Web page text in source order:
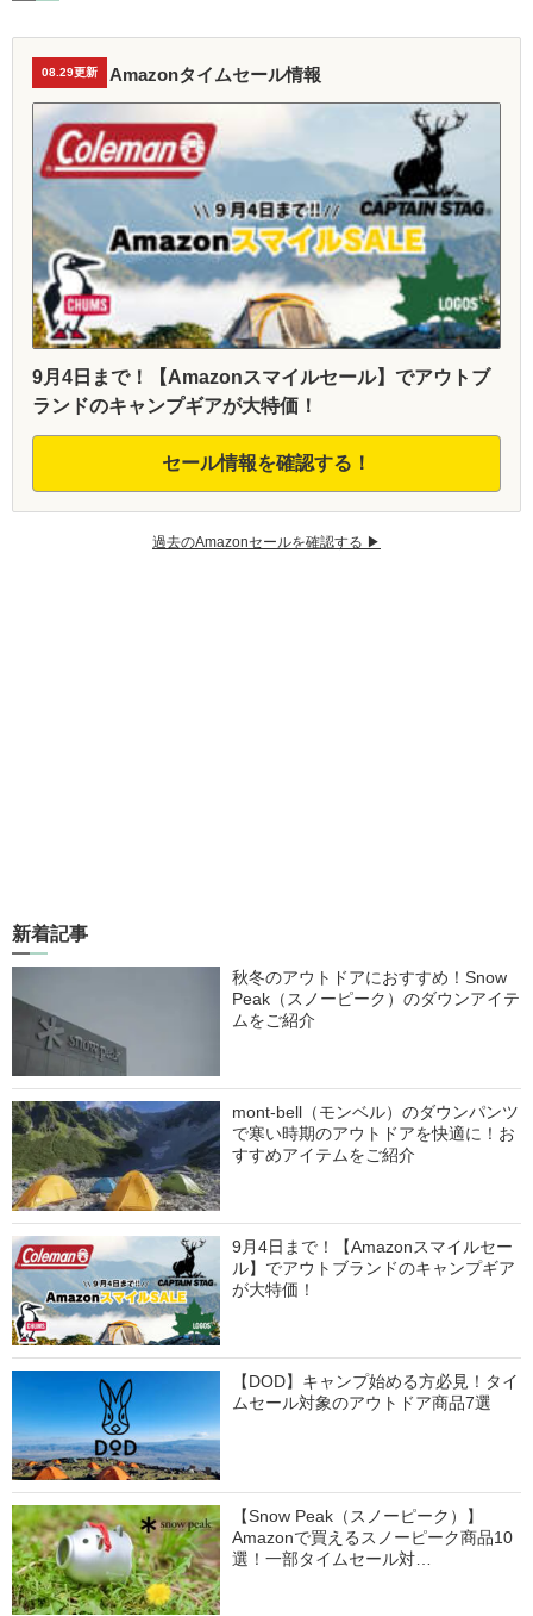
08.29更新 Amazonタイムセール情報
9月4日まで！【Amazonスマイルセール】でアウトブ
ランドのキャンプギアが大特価！
セール情報を確認する！
過去のAmazonセールを確認する ▶︎
新着記事
秋冬のアウトドアにおすすめ！Snow
Peak（スノーピーク）のダウンアイテ
ムをご紹介
mont-bell（モンベル）のダウンパンツ
で寒い時期のアウトドアを快適に！お
すすめアイテムをご紹介
9月4日まで！【Amazonスマイルセー
ル】でアウトブランドのキャンプギア
が大特価！
【DOD】キャンプ始める方必見！タイ
ムセール対象のアウトドア商品7選
【Snow Peak（スノーピーク）】
Amazonで買えるスノーピーク商品10
選！一部タイムセール対…